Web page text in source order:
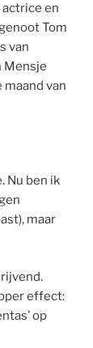
en
Tom
van
Mensje
maand van
Nu ben ik
maar
effect:
op